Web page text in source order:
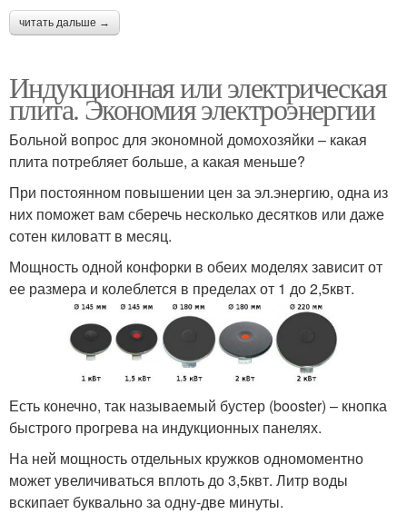
читать дальше →
Индукционная или электрическая
плита. Экономия электроэнергии
Больной вопрос для экономной домохозяйки – какая
плита потребляет больше, а какая меньше?
При постоянном повышении цен за эл.энергию, одна из
них поможет вам сберечь несколько десятков или даже
сотен киловатт в месяц.
Мощность одной конфорки в обеих моделях зависит от
ее размера и колеблется в пределах от 1 до 2,5квт.
Есть конечно, так называемый бустер (booster) – кнопка
быстрого прогрева на индукционных панелях.
На ней мощность отдельных кружков одномоментно
может увеличиваться вплоть до 3,5квт. Литр воды
вскипает буквально за одну-две минуты.